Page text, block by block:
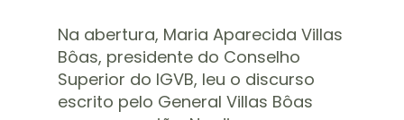
Na abertura, Maria Aparecida Villas
Bôas, presidente do Conselho
Superior do IGVB, leu o discurso
escrito pelo General Villas Bôas